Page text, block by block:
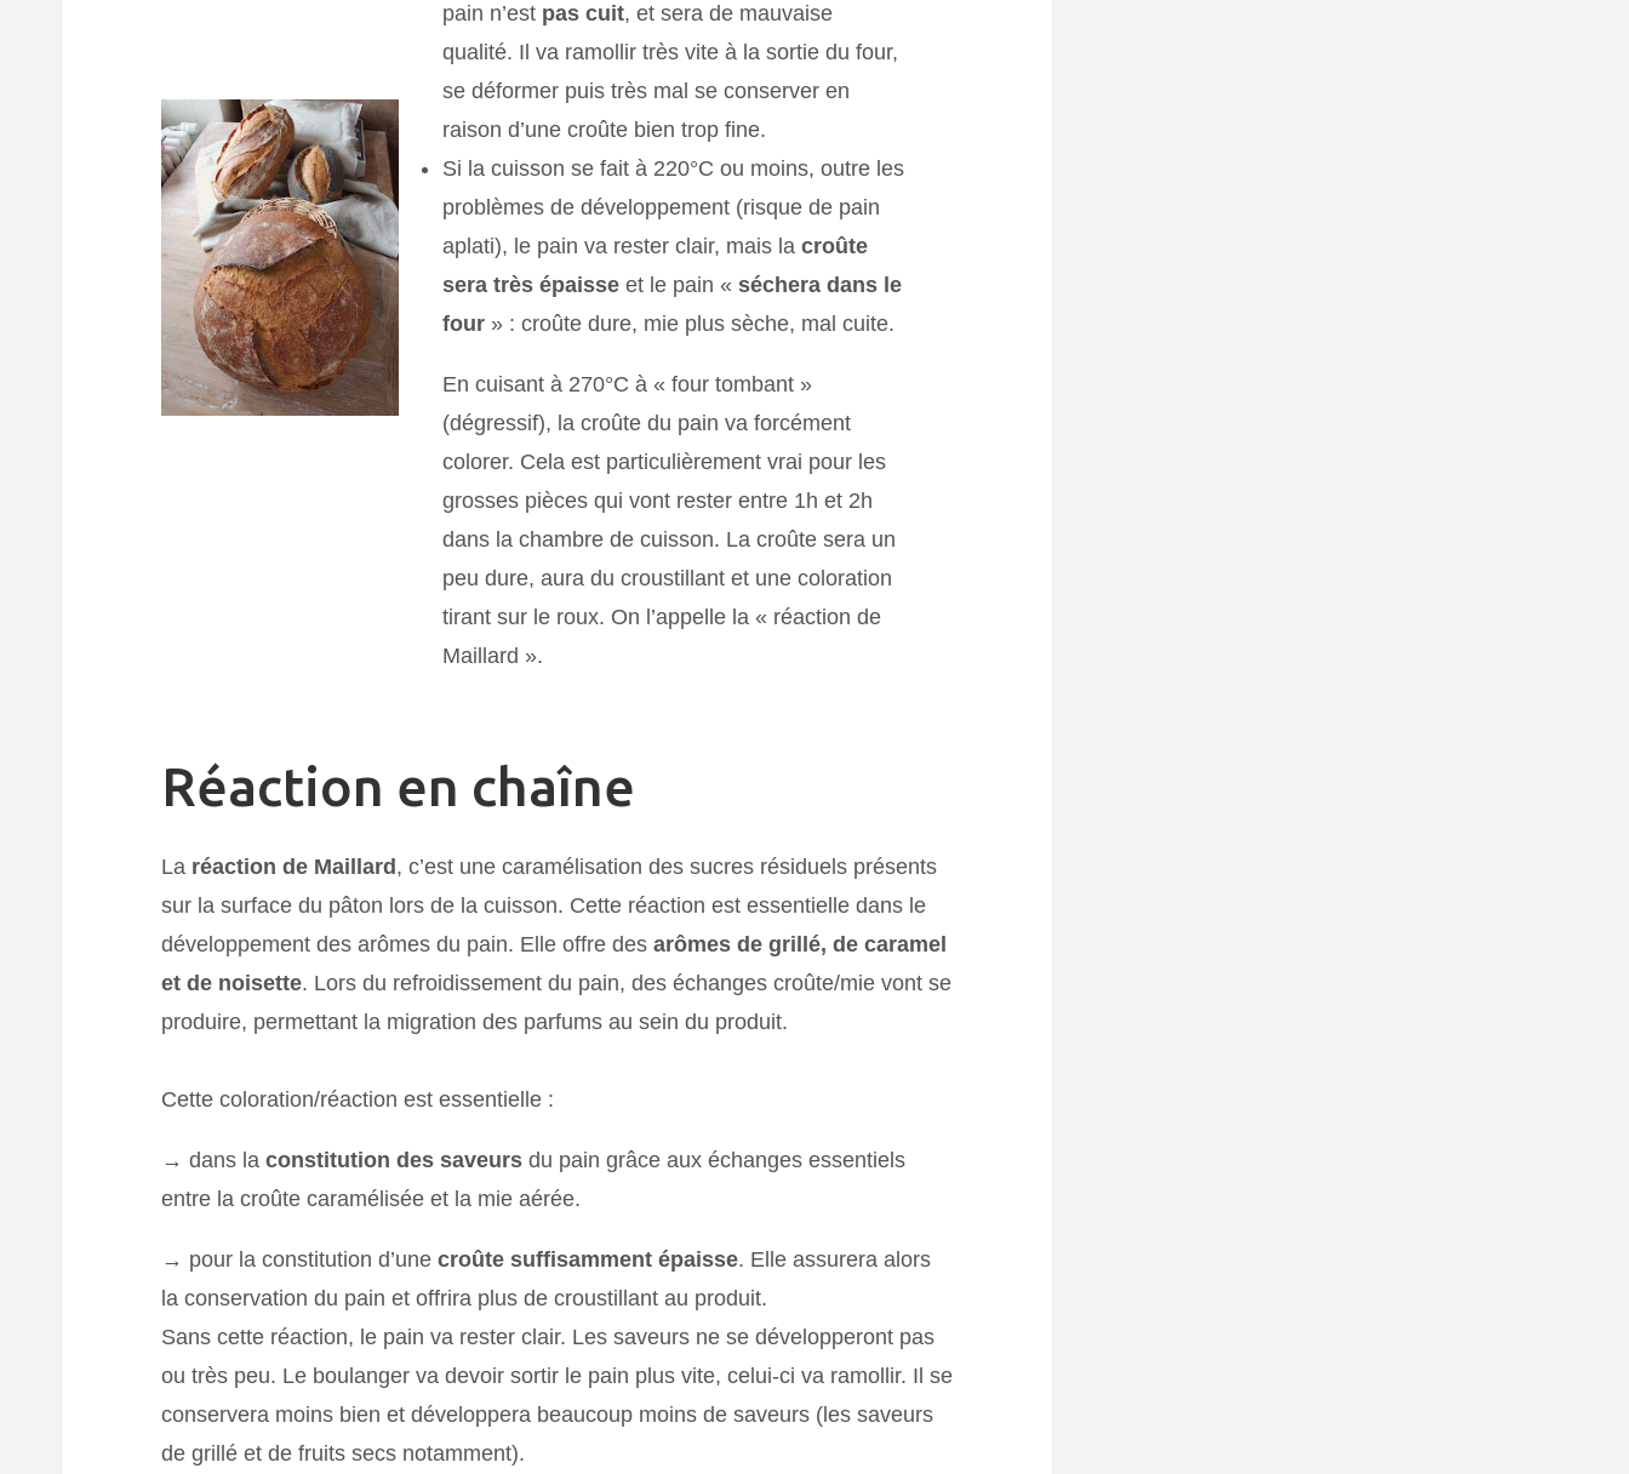
pain n’est pas cuit, et sera de mauvaise
qualité. Il va ramollir très vite à la sortie du four,
se déformer puis très mal se conserver en
raison d’une croûte bien trop fine.
Si la cuisson se fait à 220°C ou moins, outre les
problèmes de développement (risque de pain
aplati), le pain va rester clair, mais lacroûte
sera très épaisse et le pain «séchera dans le
four » : croûte dure, mie plus sèche, mal cuite.
En cuisant à 270°C à « four tombant »
(dégressif), la croûte du pain va forcément
colorer. Cela est particulièrement vrai pour les
grosses pièces qui vont rester entre 1h et 2h
dans la chambre de cuisson. La croûte sera un
peu dure, aura du croustillant et une coloration
tirant sur le roux. On l’appelle la « réaction de
Maillard ».
Réaction en chaîne
La réaction de Maillard , c’est une caramélisation des sucres résiduels présents
sur la surface du pâton lors de la cuisson. Cette réaction est essentielle dans le
développement des arômes du pain. Elle offre desarômes de grillé, de caramel
et de noisette. Lors du refroidissement du pain, des échanges croûte/mie vont se
produire, permettant la migration des parfums au sein du produit.
Cette coloration/réaction est essentielle :
→ dans la constitution des saveursdu pain grâce aux échanges essentiels
entre la croûte caramélisée et la mie aérée.
→ pour la constitution d’unecroûte suffisamment épaisse. Elle assurera alors
la conservation du pain et offrira plus de croustillant au produit.
Sans cette réaction, le pain va rester clair. Les saveurs ne se développeront pas
ou très peu. Le boulanger va devoir sortir le pain plus vite, celui-ci va ramollir. Il se
conservera moins bien et développera beaucoup moins de saveurs (les saveurs
de grillé et de fruits secs notamment).